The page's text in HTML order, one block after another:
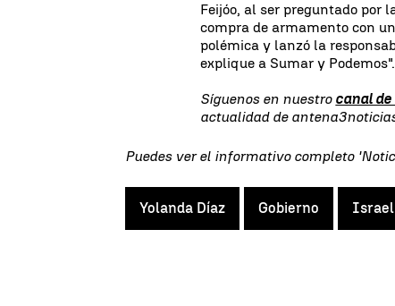
Feijóo, al ser preguntado por
compra de armamento con
polémica y lanzó la
explique a Sumar y Podemos".
Síguenos en nuestro canal
actualidad de
Puedes ver el informativo completo
Yolanda Díaz Gobierno Israel